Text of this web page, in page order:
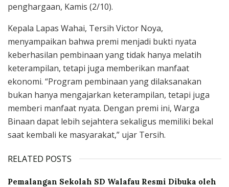
penghargaan, Kamis (2/10).
Kepala Lapas Wahai, Tersih Victor Noya,
menyampaikan bahwa premi menjadi bukti nyata
keberhasilan pembinaan yang tidak hanya melatih
keterampilan, tetapi juga memberikan manfaat
ekonomi. “Program pembinaan yang dilaksanakan
bukan hanya mengajarkan keterampilan, tetapi juga
memberi manfaat nyata. Dengan premi ini, Warga
Binaan dapat lebih sejahtera sekaligus memiliki bekal
saat kembali ke masyarakat,” ujar Tersih.
RELATED POSTS
Pemalangan Sekolah SD Walafau Resmi Dibuka oleh